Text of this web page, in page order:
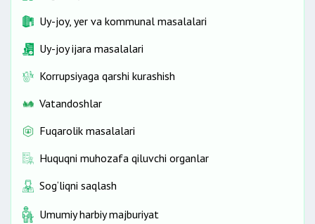
Uy-joy, yer va kommunal masalalari
Uy-joy ijara masalalari
Korrupsiyaga qarshi kurashish
Vatandoshlar
Fuqarolik masalalari
Huquqni muhozafa qiluvchi organlar
Sog‘liqni saqlash
Umumiy harbiy majburiyat